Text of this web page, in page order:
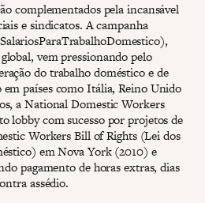
complementados pela incansável
e sindicatos. A campanha
vem pressionando pelo
do trabalho doméstico e de
países como Itália, Reino Unido
a National Domestic Workers
lobby com sucesso por projetos de
Workers Bill of Rights (Lei dos
em Nova York (2010) e
pagamento de horas extras, dias
assédio.